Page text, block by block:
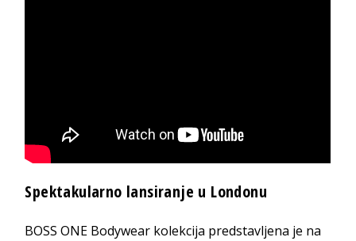
Spektakularno lansiranje u Londonu
BOSS ONE Bodywear kolekcija predstavljena je na